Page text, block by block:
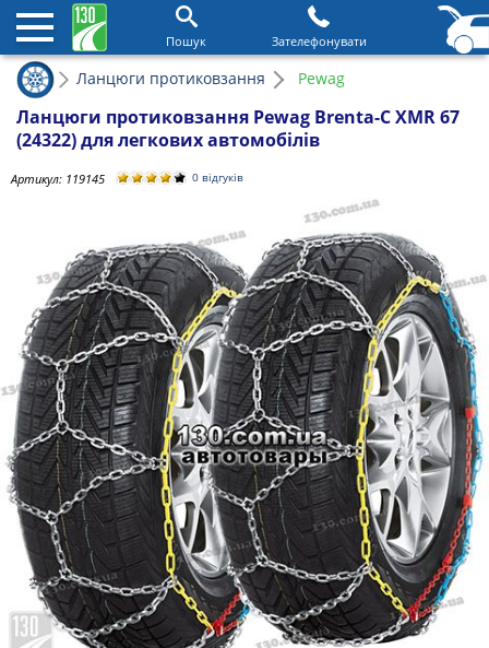
Пошук Зателефонувати
Ланцюги протиковзання Pewag
Ланцюги протиковзання Pewag Brenta-C XMR 67
(24322) для легкових автомобілів
Артикул: 119145 0 відгуків